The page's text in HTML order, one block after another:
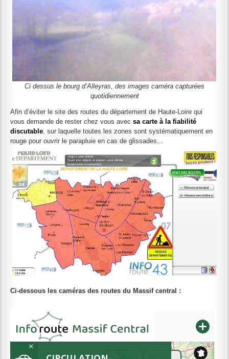
Ci dessus le bourg d’Alleyras, des images caméra capturées
quotidiennement
Afin d’éviter le site des routes du département de Haute-Loire qui
vous demande de rester chez vous avecsa carte à la fiabilité
discutable , sur laquelle toutes les zones sont systématiquement en
rouge pour ouvrir le parapluie en cas de glissades...
Ci-dessous les caméras des routes du Massif central :